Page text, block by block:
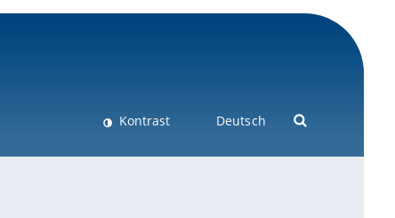
Kontrast Deutsch